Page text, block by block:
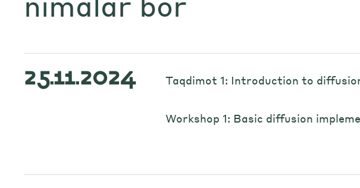
25.11.2024 Taqdimot 1: Introduction to
Workshop 1: Basic diffusion